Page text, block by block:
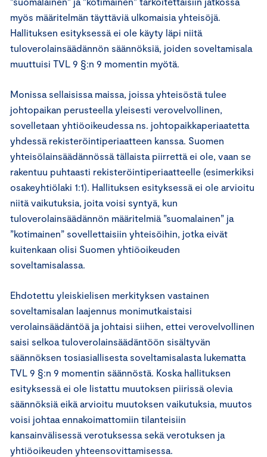
myös määritelmän täyttäviä ulkomaisia yhteisöjä.
Hallituksen esityksessä ei ole käyty läpi niitä
tuloverolainsäädännön säännöksiä, joiden soveltamisala
muuttuisi TVL 9 §:n 9 momentin myötä.
Monissa sellaisissa maissa, joissa yhteisöstä tulee
johtopaikan perusteella yleisesti verovelvollinen,
sovelletaan yhtiöoikeudessa ns. johtopaikkaperiaatetta
yhdessä rekisteröintiperiaatteen kanssa. Suomen
yhteisölainsäädännössä tällaista piirrettä ei ole, vaan se
rakentuu puhtaasti rekisteröintiperiaatteelle (esimerkiksi
osakeyhtiölaki 1:1). Hallituksen esityksessä ei ole arvioitu
niitä vaikutuksia, joita voisi syntyä, kun
tuloverolainsäädännön määritelmiä ”suomalainen” ja
”kotimainen” sovellettaisiin yhteisöihin, jotka eivät
kuitenkaan olisi Suomen yhtiöoikeuden
soveltamisalassa.
Ehdotettu yleiskielisen merkityksen vastainen
soveltamisalan laajennus monimutkaistaisi
verolainsäädäntöä ja johtaisi siihen, ettei verovelvollinen
saisi selkoa tuloverolainsäädäntöön sisältyvän
säännöksen tosiasiallisesta soveltamisalasta lukematta
TVL 9 §:n 9 momentin säännöstä. Koska hallituksen
esityksessä ei ole listattu muutoksen piirissä olevia
säännöksiä eikä arvioitu muutoksen vaikutuksia, muutos
voisi johtaa ennakoimattomiin tilanteisiin
kansainvälisessä verotuksessa sekä verotuksen ja
yhtiöoikeuden yhteensovittamisessa.